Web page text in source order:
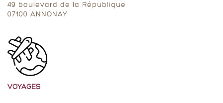
49 boulevard de la République
07100 ANNONAY
VOYAGES